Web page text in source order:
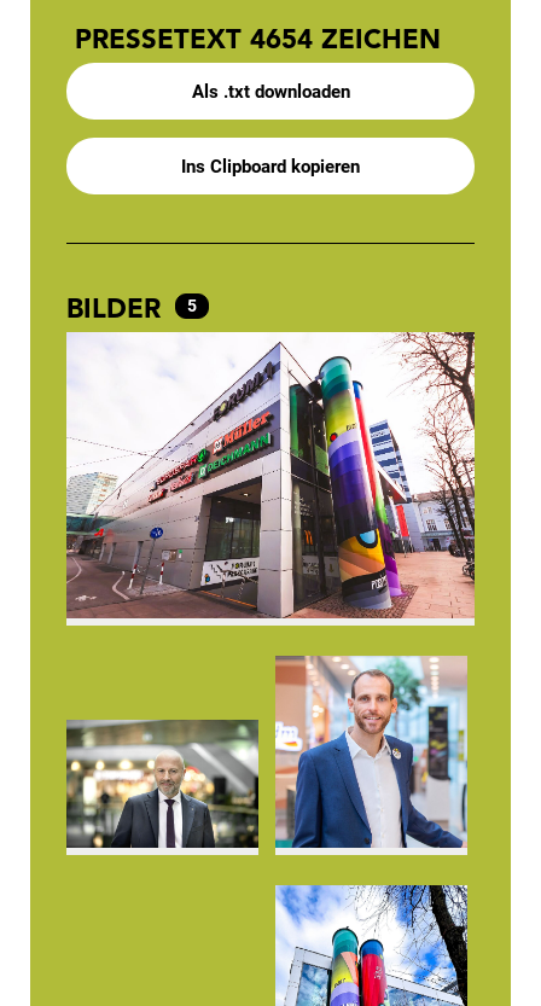
PRESSETEXT 4654 ZEICHEN
Als .txt downloaden
Ins Clipboard kopieren
BILDER 5